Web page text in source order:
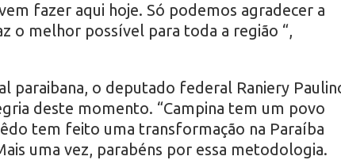
fazer aqui hoje. Só podemos agradecer a
o melhor possível para toda a região “,
paraibana, o deputado federal Raniery
deste momento. “Campina tem um povo
tem feito uma transformação na Paraíba
uma vez, parabéns por essa metodologia.